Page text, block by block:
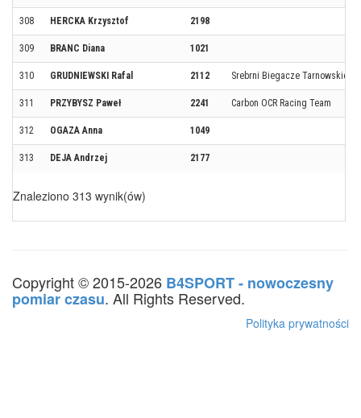
308 HERCKA Krzysztof 2198
309 BRANC Diana 1021
310 GRUDNIEWSKI Rafal 2112 Srebrni Biegacze Tarnowskie
311 PRZYBYSZ Paweł 2241 Carbon OCR Racing Team
312 OGAZA Anna 1049
313 DEJA Andrzej 2177
Znaleziono 313 wynik(ów)
Copyright © 2015-2026 B4SPORT - nowoczesny
pomiar czasu. All Rights Reserved.
Polityka prywatności